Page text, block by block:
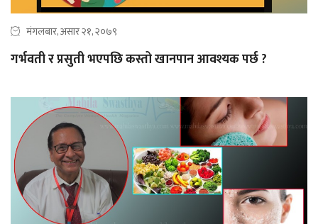
मंगलबार, असार २१, २०७९
गर्भवती र प्रसुती भएपछि कस्तो खानपान आवश्यक पर्छ ?